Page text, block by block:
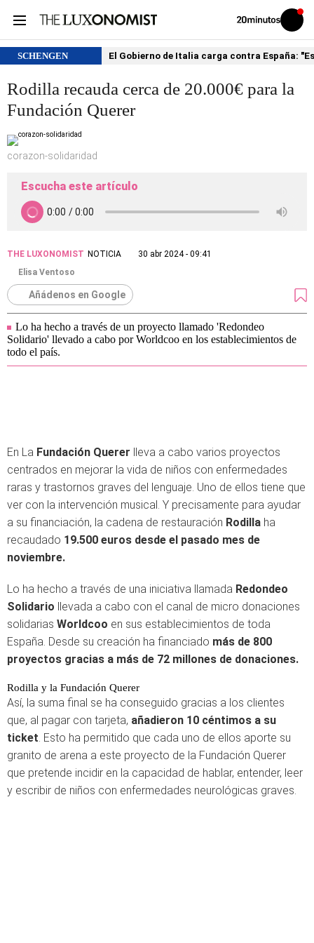
Volver
Iniciar
sesión
SCHENGEN El Gobierno de Italia carga contra España:
Rodilla recauda cerca de 20.000€ para la
Fundación Querer
corazon-solidaridad
Escucha este artículo
THE LUXONOMIST NOTICIA
30 abr 2024 - 09:41
Elisa Ventoso
Añádenos en Google
Lo ha hecho a través de un proyecto llamado 'Redondeo
Solidario' llevado a cabo por Worldcoo en los establecimientos de
todo el país.
En La Fundación Querer lleva a cabo varios proyectos
centrados en mejorar la vida de niños con enfermedades
raras y trastornos graves del lenguaje. Uno de ellos tiene que
ver con la intervención musical. Y precisamente para ayudar
a su financiación, la cadena de restauración Rodilla ha
recaudado 19.500 euros desde el pasado mes de
noviembre.
Lo ha hecho a través de una iniciativa llamada Redondeo
Solidario llevada a cabo con el canal de micro donaciones
solidarias Worldcoo en sus establecimientos de toda
España. Desde su creación ha financiado más de 800
proyectos gracias a más de 72 millones de donaciones.
Rodilla y la Fundación Querer
Así, la suma final se ha conseguido gracias a los clientes
que, al pagar con tarjeta, añadieron 10 céntimos a su
ticket. Esto ha permitido que cada uno de ellos aporte su
granito de arena a este proyecto de la Fundación Querer
que pretende incidir en la capacidad de hablar, entender, leer
y escribir de niños con enfermedades neurológicas graves.